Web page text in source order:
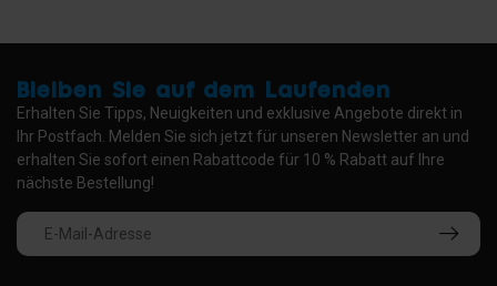
Bleiben Sie auf dem Laufenden
Erhalten Sie Tipps, Neuigkeiten und exklusive Angebote direkt in
Ihr Postfach. Melden Sie sich jetzt für unseren Newsletter an und
erhalten Sie sofort einen Rabattcode für 10 % Rabatt auf Ihre
nächste Bestellung!